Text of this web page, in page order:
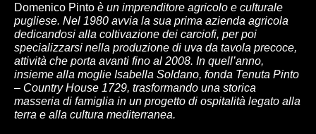
Domenico Pinto è un imprenditore agricolo e culturale
pugliese. Nel 1980 avvia la sua prima azienda agricola
dedicandosi alla coltivazione dei carciofi, per poi
specializzarsi nella produzione di uva da tavola precoce,
attività che porta avanti fino al 2008. In quell’anno,
insieme alla moglie Isabella Soldano, fonda Tenuta Pinto
– Country House 1729, trasformando una storica
masseria di famiglia in un progetto di ospitalità legato alla
terra e alla cultura mediterranea.